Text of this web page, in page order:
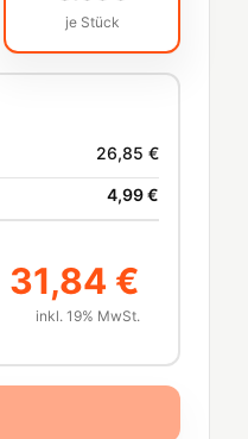
je Stück
26,85 €
4,99 €
31,84 €
inkl. 19% MwSt.